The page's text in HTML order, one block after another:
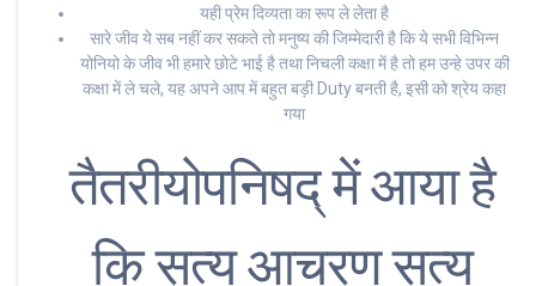
यही प्रेम दिव्यता का रूप ले लेता है
सारे जीव ये सब नहीं कर सकते तो मनुष्य की जिम्मेदारी है कि ये सभी विभिन्न
योनियो के जीव भी हमारे छोटे भाई है तथा निचली कक्षा में है तो हम उन्हे उपर की
कक्षा में ले चले, यह अपने आप में बहुत बड़ी Duty बनती है, इसी को श्रेय कहा
गया
तैतरीयोपनिषद् में आया है
कि सत्य आचरण सत्य